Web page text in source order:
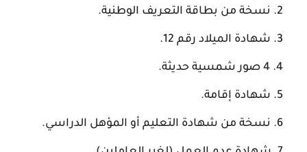
نسخة من بطاقة التعريف الوطنية.
شهادة الميلاد رقم 12.
4 صور شمسية حديثة.
شهادة إقامة.
نسخة من شهادة التعليم أو المؤهل الدراسي.